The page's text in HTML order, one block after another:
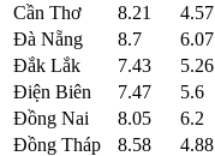
Cần Thơ
8.21 4.57
Đà Nẵng
8.7 6.07
Đắk Lắk
7.43 5.26
Điện Biên
7.47 5.6
Đồng Nai
8.05 6.2
Đồng Tháp
8.58 4.88